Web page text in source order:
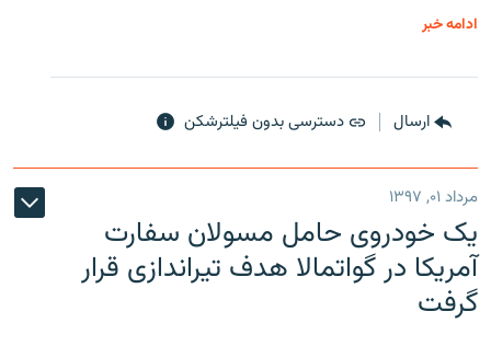
ادامه خبر
ارسال دسترسی بدون فیلترشکن
مرداد ۰۱, ۱۳۹۷
یک خودروی حامل مسولان سفارت
آمریکا در گواتمالا هدف تیراندازی قرار
گرفت